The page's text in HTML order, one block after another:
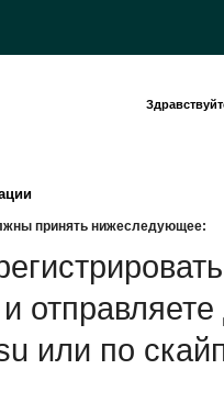
принять нижеследующее:
и
или по